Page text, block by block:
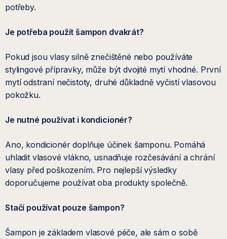
potřeby.
Je potřeba použít šampon dvakrát?
Pokud jsou vlasy silně znečištěné nebo používáte
stylingové přípravky, může být dvojité mytí vhodné. První
mytí odstraní nečistoty, druhé důkladně vyčistí vlasovou
pokožku.
Je nutné používat i kondicionér?
Ano, kondicionér doplňuje účinek šamponu. Pomáhá
uhladit vlasové vlákno, usnadňuje rozčesávání a chrání
vlasy před poškozením. Pro nejlepší výsledky
doporučujeme používat oba produkty společně.
Stačí používat pouze šampon?
Šampon je základem vlasové péče, ale sám o sobě